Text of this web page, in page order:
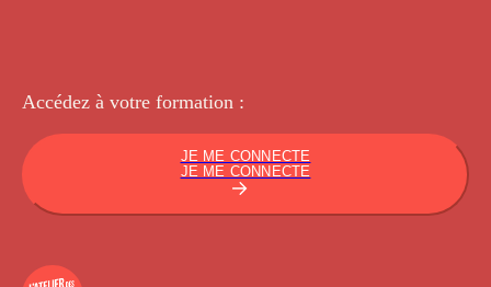
Accédez à votre formation :
JE ME CONNECTE
JE ME CONNECTE